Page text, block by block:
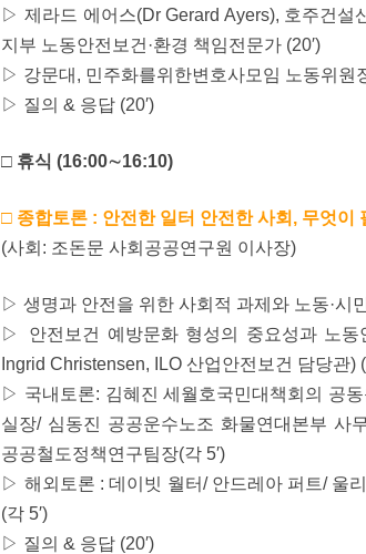
▷ 제라드 에어스(Dr Gerard Ayers), 호주건설
지부 노동안전보건·환경 책임전문가 (20′)
▷ 강문대, 민주화를위한변호사모임 노동위원
▷ 질의 & 응답 (20′)
□ 휴식 (16:00∼16:10)
□ 종합토론 : 안전한 일터 안전한 사회, 무엇
(사회: 조돈문 사회공공연구원 이사장)
▷ 생명과 안전을 위한 사회적 과제와 노동·시
▷ 안전보건 예방문화 형성의 중요성과 노동
Ingrid Christensen, ILO 산업안전보건 담당관)
▷ 국내토론: 김혜진 세월호국민대책회의 공
실장/ 심동진 공공운수노조 화물연대본부 사
공공철도정책연구팀장(각 5′)
▷ 해외토론 : 데이빗 월터/ 안드레아 퍼트/ 울
(각 5′)
▷ 질의 & 응답 (20′)